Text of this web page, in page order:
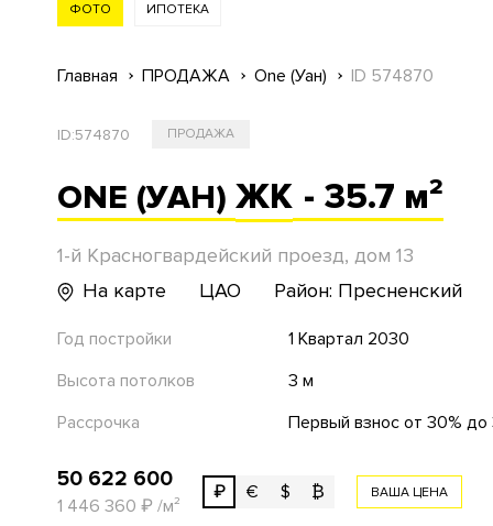
ФОТО ИПОТЕКА
Главная ПРОДАЖА One (Уан) ID 574870
ID:574870 ПРОДАЖА
ONE (УАН) ЖК - 35.7 м²
1-й Красногвардейский проезд, дом 13
На карте
ЦАО Район: Пресненский
Год постройки
1 Квартал 2030
Высота потолков
3 м
Рассрочка
Первый взнос от 30% до
50 622 600
1 446 360 ₽ /м²
₽ € $ ₿ ВАША ЦЕНА